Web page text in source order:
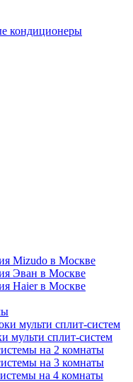
кондиционеры
Mizudo в Москве
Эван в Москве
Haier в Москве
мульти сплит-систем
мульти сплит-систем
на 2 комнаты
на 3 комнаты
на 4 комнаты